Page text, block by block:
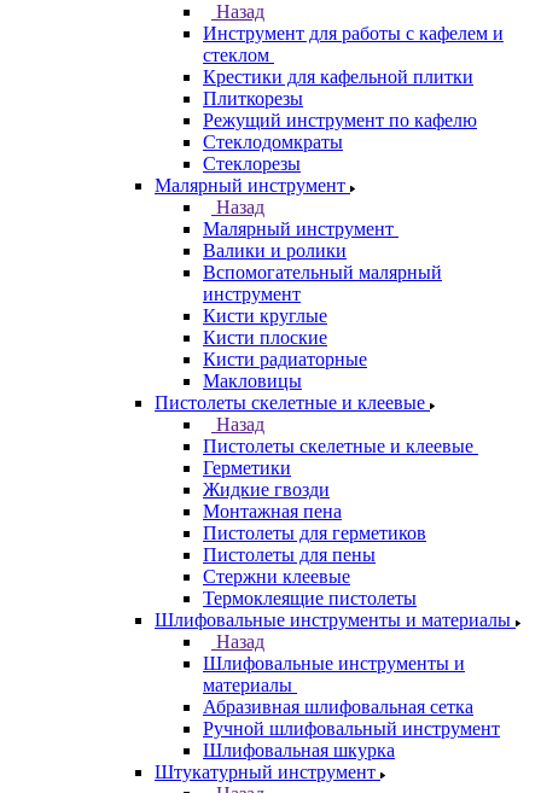
Назад
Инструмент для работы с кафелем и
стеклом
Крестики для кафельной плитки
Плиткорезы
Режущий инструмент по кафелю
Стеклодомкраты
Стеклорезы
Малярный инструмент
Назад
Малярный инструмент
Валики и ролики
Вспомогательный малярный
инструмент
Кисти круглые
Кисти плоские
Кисти радиаторные
Макловицы
Пистолеты скелетные и клеевые
Назад
Пистолеты скелетные и клеевые
Герметики
Жидкие гвозди
Монтажная пена
Пистолеты для герметиков
Пистолеты для пены
Стержни клеевые
Термоклеящие пистолеты
Шлифовальные инструменты и материалы
Назад
Шлифовальные инструменты и
материалы
Абразивная шлифовальная сетка
Ручной шлифовальный инструмент
Шлифовальная шкурка
Штукатурный инструмент